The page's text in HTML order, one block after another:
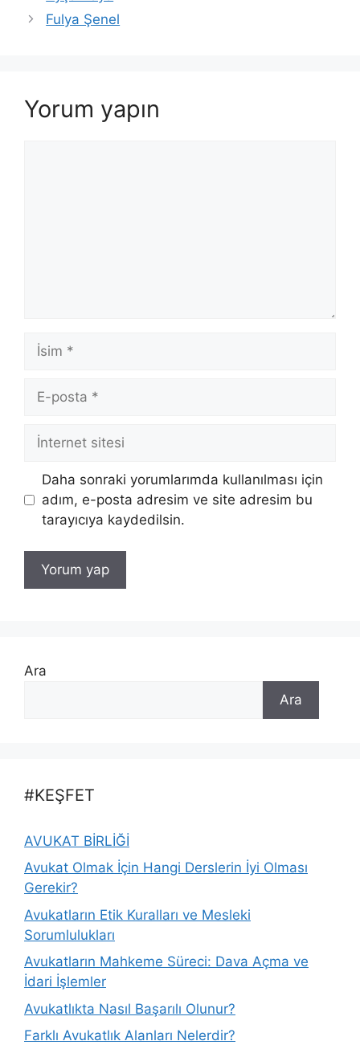
Fulya Şenel
Yorum yapın
İsim
posta
İnternet
Daha sonraki yorumlarımda kullanılması için
adım, e-posta adresim ve site adresim bu
tarayıcıya kaydedilsin.
Ara
Ara
#KEŞFET
AVUKAT BİRLİĞİ
Avukat Olmak İçin Hangi Derslerin İyi Olması
Gerekir?
Avukatların Etik Kuralları ve Mesleki
Sorumlulukları
Avukatların Mahkeme Süreci: Dava Açma ve
İdari İşlemler
Avukatlıkta Nasıl Başarılı Olunur?
Farklı Avukatlık Alanları Nelerdir?